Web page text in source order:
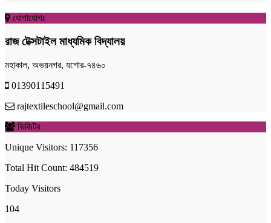
যোগাযোগঃ
রাজ টেক্সটাইল মাধ্যমিক বিদ্যালয়
মহাকাল, অভয়নগর, যশোর-৭৪৬০
01390115491
rajtextileschool@gmail.com
ভিজিটর
Unique Visitors: 117356
Total Hit Count: 484519
Today Visitors
104